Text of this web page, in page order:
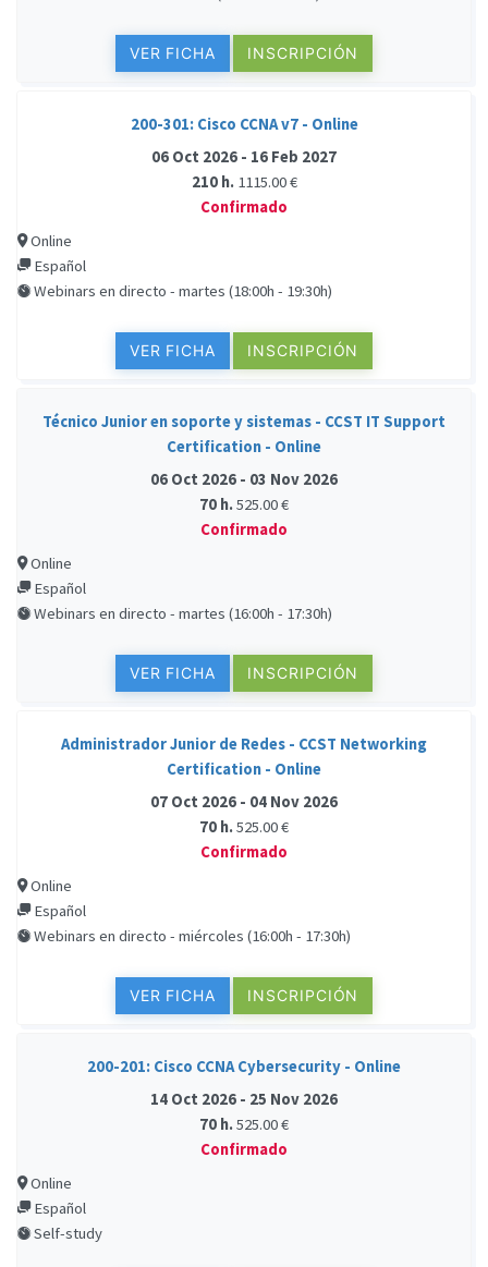
VER FICHA INSCRIPCIÓN
200-301: Cisco CCNA v7 - Online
06 Oct 2026 - 16 Feb 2027
210 h. 1115.00 €
Confirmado
Online
Español
Webinars en directo - martes (18:00h - 19:30h)
VER FICHA INSCRIPCIÓN
Técnico Junior en soporte y sistemas - CCST IT Support
Certification - Online
06 Oct 2026 - 03 Nov 2026
70 h.525.00 €
Confirmado
Online
Español
Webinars en directo - martes (16:00h - 17:30h)
VER FICHA INSCRIPCIÓN
Administrador Junior de Redes - CCST Networking
Certification - Online
07 Oct 2026 - 04 Nov 2026
70 h.525.00 €
Confirmado
Online
Español
Webinars en directo - miércoles (16:00h - 17:30h)
VER FICHA INSCRIPCIÓN
200-201: Cisco CCNA Cybersecurity - Online
14 Oct 2026 - 25 Nov 2026
70 h.525.00 €
Confirmado
Online
Español
Self-study